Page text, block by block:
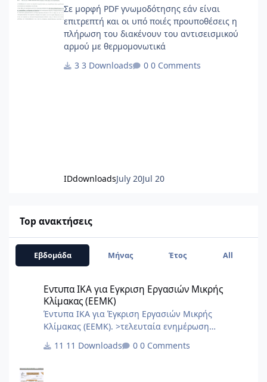
Σε μορφή PDF γνωμοδότησης εάν είναι
επιτρεπτή και οι υπό ποιές προυποθέσεις η
πλήρωση του διακένουν του αντισεισμικού
αρμού με θερμομονωτικά
3 Downloads
0 Comments
IDdownloadsJuly 20Jul 20
Top ανακτήσεις
Εβδομάδα Μήνας Έτος All
Εντυπα ΙΚΑ για Εγκριση Εργασιών Μικρής
Κλίμακας (ΕΕΜΚ)
Έντυπα ΙΚΑ για Έγκριση Εργασιών Μικρής
Κλίμακας (ΕΕΜΚ). >τελευταία ενημέρωση
2.3.Εξουσιοδότηση αίτησης – δήλωσης
11 Downloads 0 Comments